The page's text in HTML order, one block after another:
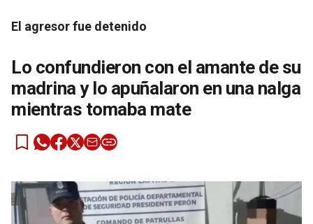
El agresor fue detenido
Lo confundieron con el amante de su
madrina y lo apuñalaron en una nalga
mientras tomaba mate